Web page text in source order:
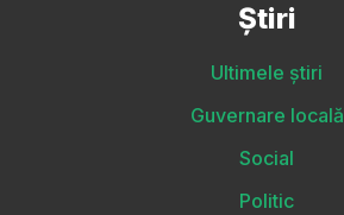
Știri
Ultimele știri
Guvernare locală
Social
Politic